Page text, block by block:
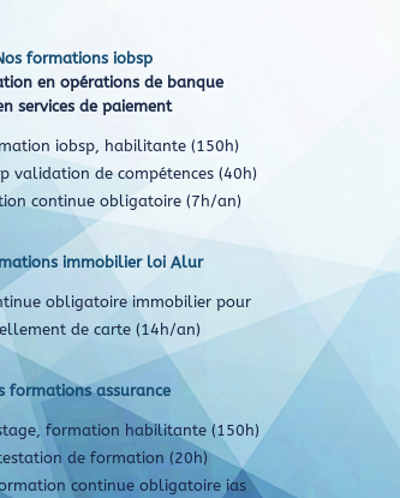
formations iobsp
en opérations de banque
services de paiement
iobsp, habilitante (150h)
validation de compétences (40h)
continue obligatoire (7h/an)
immobilier loi Alur
obligatoire immobilier pour
de carte (14h/an)
formations assurance
formation habilitante (150h)
de formation (20h)
continue obligatoire ias